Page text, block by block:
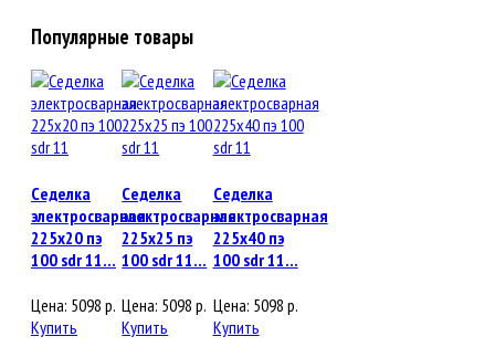
Популярные товары
Седелка
электросварная
225x20 пэ
100 sdr 11...
Цена: 5098 р.
Купить
Седелка
электросварная
225x25 пэ
100 sdr 11...
Цена: 5098р.
Купить
Седелка
электросварная
225x40 пэ
100 sdr 11...
Цена: 5098 р.
Купить